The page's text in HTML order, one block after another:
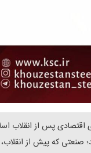
اقتصادی پس از انقلاب
صنعتی که پیش از